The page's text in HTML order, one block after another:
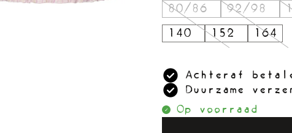
80/86
92/98
140
152 164
Achteraf
Duurzame
Op voorraad